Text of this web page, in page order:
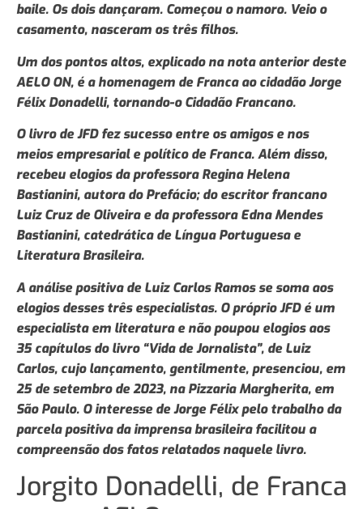
baile. Os dois dançaram. Começou o namoro. Veio o
casamento, nasceram os três filhos.
Um dos pontos altos, explicado na nota anterior deste
AELO ON, é a homenagem de Franca ao cidadão Jorge
Félix Donadelli, tornando-o Cidadão Francano.
O livro de JFD fez sucesso entre os amigos e nos
meios empresarial e político de Franca. Além disso,
recebeu elogios da professora Regina Helena
Bastianini, autora do Prefácio; do escritor francano
Luiz Cruz de Oliveira e da professora Edna Mendes
Bastianini, catedrática de Língua Portuguesa e
Literatura Brasileira.
A análise positiva de Luiz Carlos Ramos se soma aos
elogios desses três especialistas. O próprio JFD é um
especialista em literatura e não poupou elogios aos
35 capítulos do livro “Vida de Jornalista”, de Luiz
Carlos, cujo lançamento, gentilmente, presenciou, em
25 de setembro de 2023, na Pizzaria Margherita, em
São Paulo. O interesse de Jorge Félix pelo trabalho da
parcela positiva da imprensa brasileira facilitou a
compreensão dos fatos relatados naquele livro.
Jorgito Donadelli, de Franca